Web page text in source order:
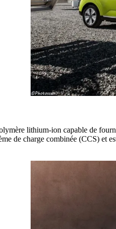
lithium-ion capable de
de charge combinée (CCS) et